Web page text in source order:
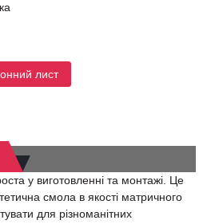
лист
у виготовленні та монтажі. Це
смола в якості матричного
для різноманітних